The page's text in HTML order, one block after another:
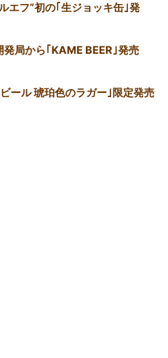
エフ”初の｢生ジョッキ缶｣発
局から｢KAME BEER｣発売
ール 琥珀色のラガー｣限定発売